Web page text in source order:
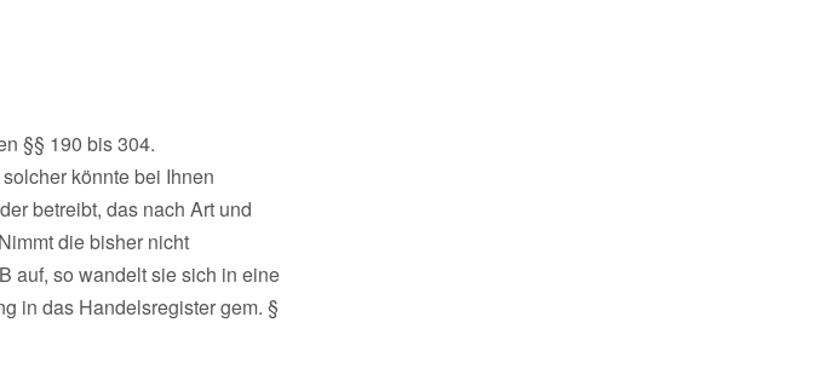
§§ 190 bis 304.
könnte bei Ihnen
betreibt, das nach Art und
die bisher nicht
auf, so wandelt sie sich in eine
in das Handelsregister gem. §